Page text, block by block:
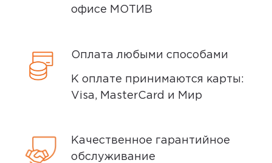
заказ был оформлен до 15.00). Вы можете
сможете обсудитьс нашим
специалистом после оформления
Доставка заказов производится
офисе МОТИВ
Оплата любыми способами
К оплате принимаются карты:
Visa, MasterCard и Мир
Качественное гарантийное
обслуживание